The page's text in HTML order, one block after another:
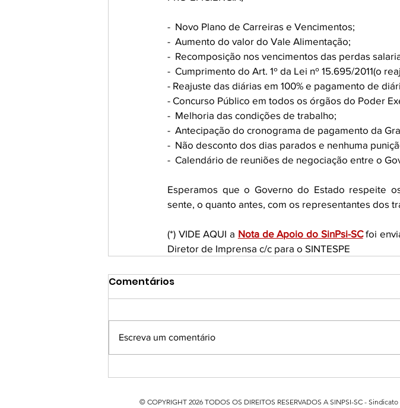
-  Novo Plano de Carreiras e Vencimentos;
-  Aumento do valor do Vale Alimentação;
-  Recomposição nos vencimentos das perdas
-  Cumprimento do Art. 1º da Lei nº 15.695/2011(o
- Reajuste das diárias em 100% e pagamento de
- Concurso Público em todos os órgãos do Poder
-  Melhoria das condições de trabalho;
-  Antecipação do cronograma de pagamento da
-  Não desconto dos dias parados e nenhuma
-  Calendário de reuniões de negociação entre o
Esperamos que o Governo do Estado respeite
sente, o quanto antes, com os representantes dos
(*) VIDE AQUI a Nota de Apoio do SinPsi-SC foi
Diretor de Imprensa c/c para o SINTESPE
Comentários
Escreva um comentário
© COPYRIGHT 2026 TODOS OS DIREITOS RESERVADOS A SINPSI-SC -